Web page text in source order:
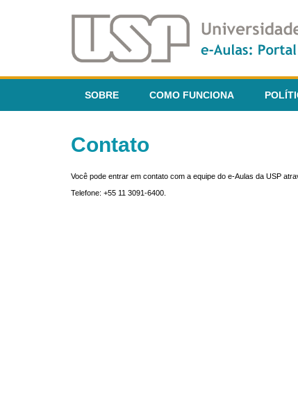
SOBRE COMO FUNCIONA
Contato
Você pode entrar em contato com a equipe do e-Aulas da USP
Telefone: +55 11 3091-6400.